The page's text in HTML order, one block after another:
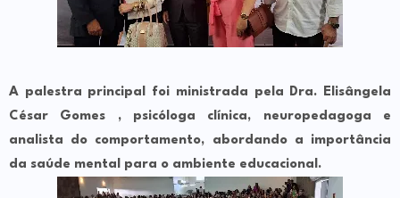
A palestra principal foi ministrada pela Dra. Elisângela
César Gomes , psicóloga clínica, neuropedagoga e
analista do comportamento, abordando a importância
da saúde mental para o ambiente educacional.